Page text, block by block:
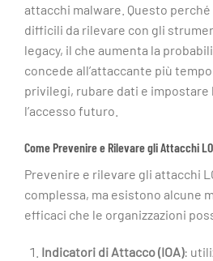
attacchi malware. Questo
difficili da rilevare con gli
legacy, il che aumenta la
concede all’attaccante più
privilegi, rubare dati e impostare
l’accesso futuro.
Come Prevenire e Rilevare gli Attacchi
Prevenire e rilevare gli attacchi
complessa, ma esistono alcune
efficaci che le organizzazioni
Indicatori di Attacco (IOA):